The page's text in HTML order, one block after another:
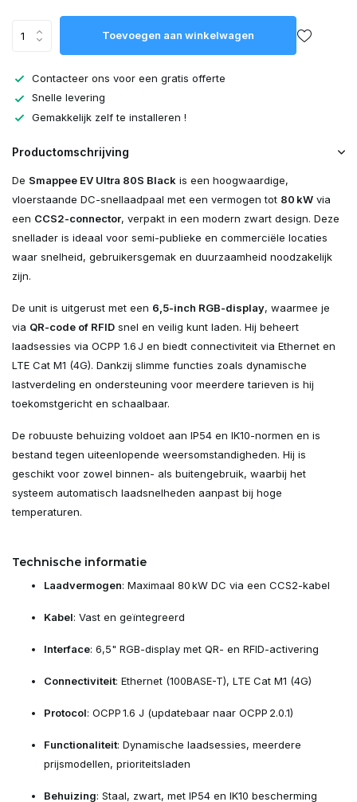
Toevoegen aan winkelwagen
Contacteer ons voor een gratis offerte
Snelle levering
Gemakkelijk zelf te installeren !
Productomschrijving
De Smappee EV Ultra 80S Black is een hoogwaardige,
vloerstaande DC-snellaadpaal met een vermogen tot 80 kW via
een CCS2-connector, verpakt in een modern zwart design. Deze
snellader is ideaal voor semi-publieke en commerciële locaties
waar snelheid, gebruikersgemak en duurzaamheid noodzakelijk
zijn.
De unit is uitgerust met een 6,5-inch RGB-display, waarmee je
via QR-code of RFID snel en veilig kunt laden. Hij beheert
laadsessies via OCPP 1.6 J en biedt connectiviteit via Ethernet en
LTE Cat M1 (4G). Dankzij slimme functies zoals dynamische
lastverdeling en ondersteuning voor meerdere tarieven is hij
toekomstgericht en schaalbaar.
De robuuste behuizing voldoet aan IP54 en IK10-normen en is
bestand tegen uiteenlopende weersomstandigheden. Hij is
geschikt voor zowel binnen- als buitengebruik, waarbij het
systeem automatisch laadsnelheden aanpast bij hoge
temperaturen.
Technische informatie
Laadvermogen: Maximaal 80 kW DC via een CCS2-kabel
Kabel: Vast en geïntegreerd
Interface: 6,5" RGB-display met QR- en RFID-activering
Connectiviteit: Ethernet (100BASE-T), LTE Cat M1 (4G)
Protocol: OCPP 1.6 J (updatebaar naar OCPP 2.0.1)
Functionaliteit: Dynamische laadsessies, meerdere
prijsmodellen, prioriteitsladen
Behuizing: Staal, zwart, met IP54 en IK10 bescherming